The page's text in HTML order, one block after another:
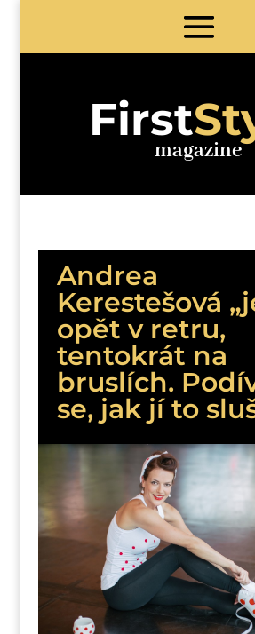
First
magazine
Andrea
Kerestešová
opět v retru,
tentokrát na
bruslích.
se, jak jí to